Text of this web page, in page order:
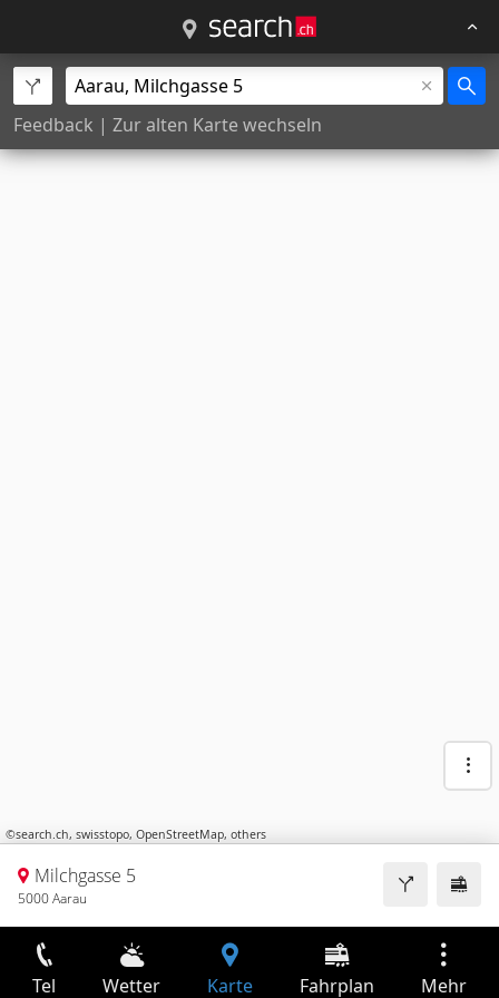
Feedback | Zur alten Karte wechseln
©search.ch, swisstopo, OpenStreetMap, others
Milchgasse 5
5000 Aarau
Tel Wetter Karte Fahrplan Mehr